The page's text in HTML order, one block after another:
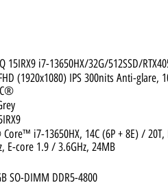
NB LOQ 15IRX9 i7-13650HX/32G/
15.6" FHD (1920x1080) IPS 300nits
G-SYNC®
Luna Grey
LOQ 15IRX9
Intel® Core™ i7-13650HX, 14C (6P +
4.9GHz, E-core 1.9 / 3.6GHz, 24MB